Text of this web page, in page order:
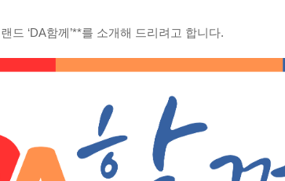
드 ‘DA함께’**를 소개해 드리려고 합니다.